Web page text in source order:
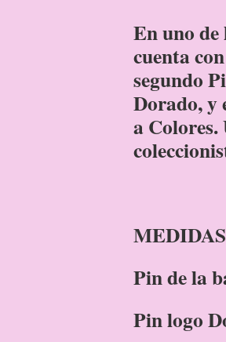
En uno
cuenta
segundo
Dorado, y
a
Pin de la
Pin logo